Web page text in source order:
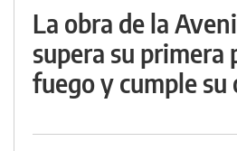
La obra de la
supera su primera
fuego y cumple